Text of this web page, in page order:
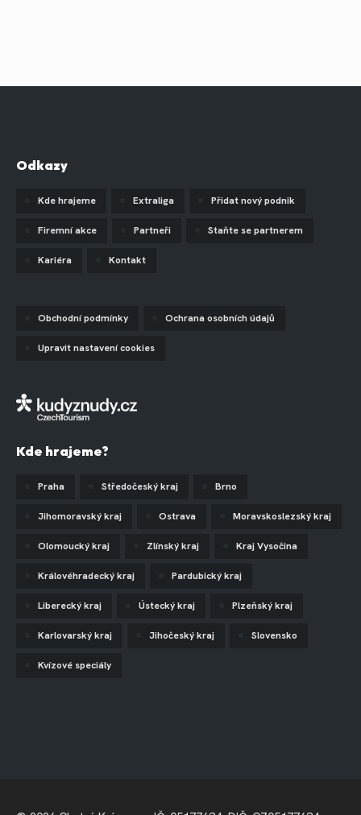
Odkazy
Kde hrajeme Extraliga Přidat nový podnik
Firemní akce Partneři Staňte se partnerem
Kariéra Kontakt
Obchodní podmínky Ochrana osobních údajů
Upravit nastavení cookies
Kde hrajeme?
Praha Středočeský kraj Brno
Jihomoravský kraj Ostrava Moravskoslezský kraj
Olomoucký kraj Zlínský kraj Kraj Vysočina
Královéhradecký kraj Pardubický kraj
Liberecký kraj Ústecký kraj Plzeňský kraj
Karlovarský kraj Jihočeský kraj Slovensko
Kvízové speciály